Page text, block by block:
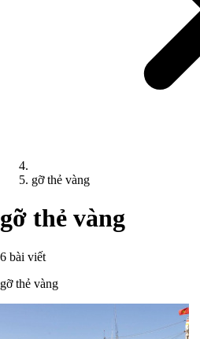
gỡ thẻ vàng
gỡ thẻ vàng
6 bài viết
gỡ thẻ vàng